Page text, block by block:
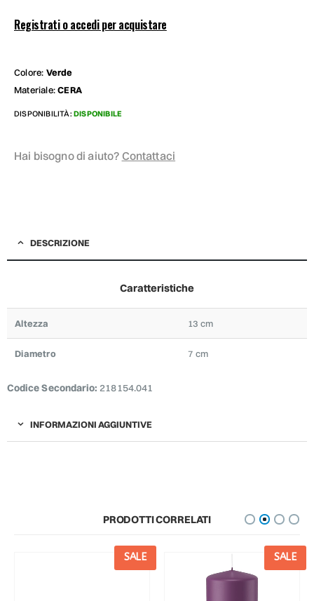
Registrati o accedi per acquistare
Colore: Verde
Materiale:CERA
DISPONIBILITÀ: DISPONIBILE
Hai bisogno di aiuto? Contattaci
DESCRIZIONE
Caratteristiche
Altezza 13 cm
Diametro 7 cm
Codice Secondario: 218154.041
INFORMAZIONI AGGIUNTIVE
PRODOTTI CORRELATI
SALE SALE